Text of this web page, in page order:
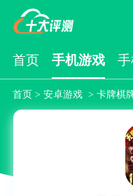
首页 手机游戏
首页> 安卓游戏 > 卡牌棋